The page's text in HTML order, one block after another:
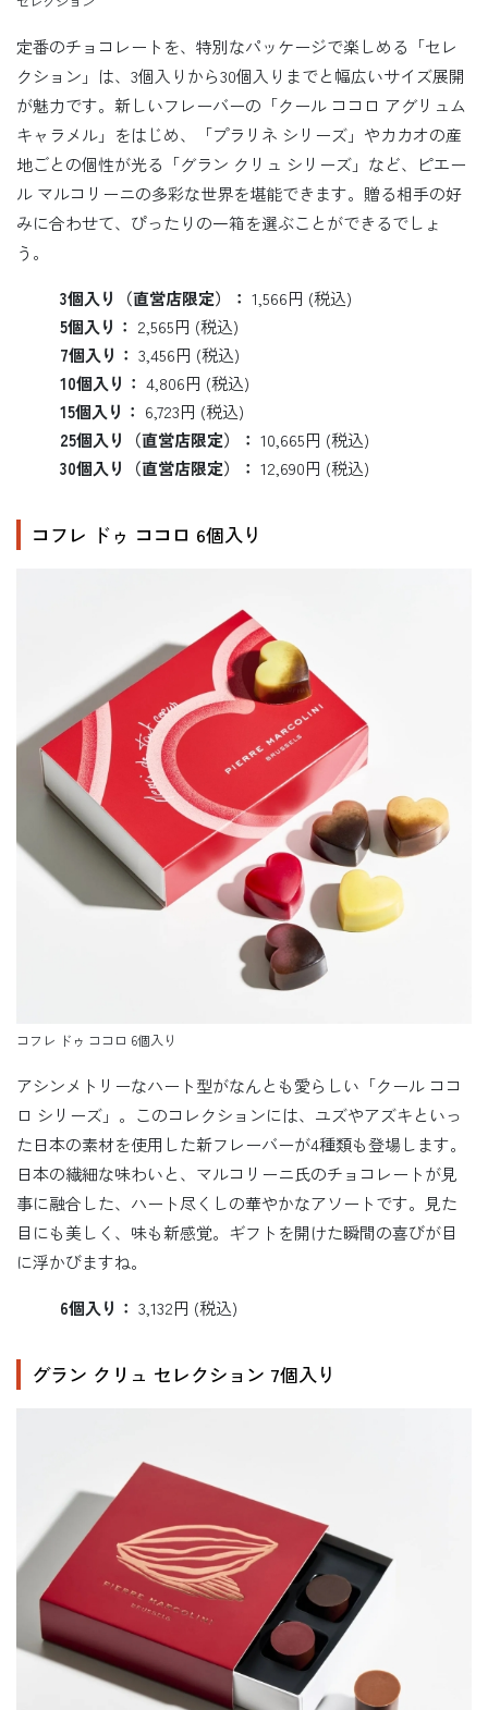
定番のチョコレートを、特別なパッケージで楽しめる「セレ
クション」は、3個入りから30個入りまでと幅広いサイズ展開
が魅力です。新しいフレーバーの「クール ココロ アグリュム
キャラメル」をはじめ、「プラリネ シリーズ」やカカオの産
地ごとの個性が光る「グラン クリュ シリーズ」など、ピエー
ル マルコリーニの多彩な世界を堪能できます。贈る相手の好
みに合わせて、ぴったりの一箱を選ぶことができるでしょ
う。
3個入り（直営店限定）： 1,566円 (税込)
5個入り： 2,565円 (税込)
7個入り： 3,456円 (税込)
10個入り： 4,806円 (税込)
15個入り： 6,723円 (税込)
25個入り（直営店限定）： 10,665円 (税込)
30個入り（直営店限定）： 12,690円 (税込)
コフレ ドゥ ココロ 6個入り
コフレ ドゥ ココロ 6個入り
アシンメトリーなハート型がなんとも愛らしい「クール ココ
ロ シリーズ」。このコレクションには、ユズやアズキといっ
た日本の素材を使用した新フレーバーが4種類も登場します。
日本の繊細な味わいと、マルコリーニ氏のチョコレートが見
事に融合した、ハート尽くしの華やかなアソートです。見た
目にも美しく、味も新感覚。ギフトを開けた瞬間の喜びが目
に浮かびますね。
6個入り： 3,132円 (税込)
グラン クリュ セレクション 7個入り